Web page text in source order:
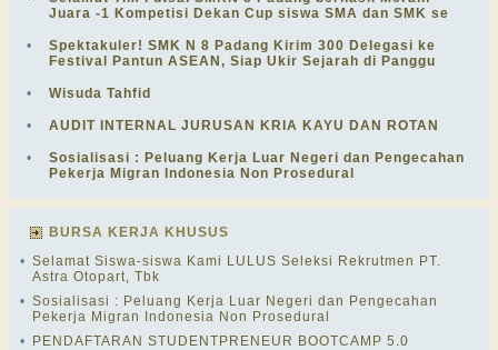
Juara -1 Kompetisi Dekan Cup siswa SMA dan SMK se
•
Spektakuler! SMK N 8 Padang Kirim 300 Delegasi ke
Festival Pantun ASEAN, Siap Ukir Sejarah di Panggu
• Wisuda Tahfid
• AUDIT INTERNAL JURUSAN KRIA KAYU DAN ROTAN
•
Sosialisasi : Peluang Kerja Luar Negeri dan Pengecahan
Pekerja Migran Indonesia Non Prosedural
BURSA KERJA KHUSUS
• Selamat Siswa-siswa Kami LULUS Seleksi Rekrutmen PT.
Astra Otopart, Tbk
• Sosialisasi : Peluang Kerja Luar Negeri dan Pengecahan
Pekerja Migran Indonesia Non Prosedural
•
PENDAFTARAN STUDENTPRENEUR BOOTCAMP 5.0